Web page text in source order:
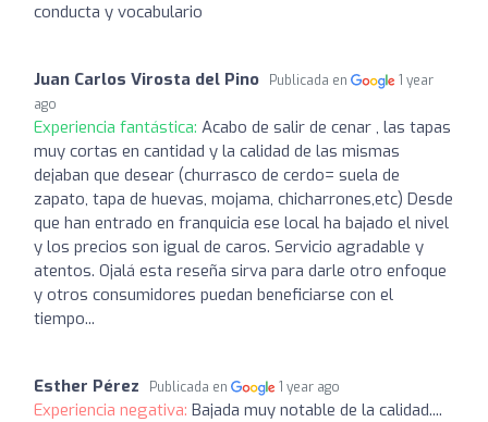
conducta y vocabulario
Juan Carlos Virosta del Pino Publicada en
1 year
ago
Experiencia fantástica: Acabo de salir de cenar , las tapas
muy cortas en cantidad y la calidad de las mismas
dejaban que desear (churrasco de cerdo= suela de
zapato, tapa de huevas, mojama, chicharrones,etc) Desde
que han entrado en franquicia ese local ha bajado el nivel
y los precios son igual de caros. Servicio agradable y
atentos. Ojalá esta reseña sirva para darle otro enfoque
y otros consumidores puedan beneficiarse con el
tiempo...
Esther Pérez Publicada en 1 year ago
Experiencia negativa: Bajada muy notable de la calidad....